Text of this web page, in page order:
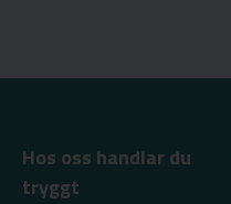
Hos oss handlar du
tryggt